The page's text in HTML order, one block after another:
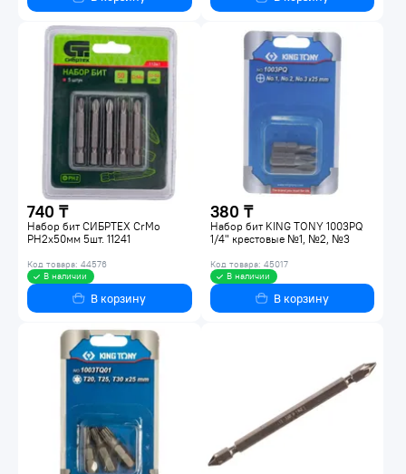
740 ₸
Набор бит СИБРТЕХ CrMo
PH2x50мм 5шт. 11241
Код товара: 44576
В наличии
В корзину
380 ₸
Набор бит KING TONY 1003PQ
1/4" крестовые №1, №2, №3
Код товара: 45017
В наличии
В корзину